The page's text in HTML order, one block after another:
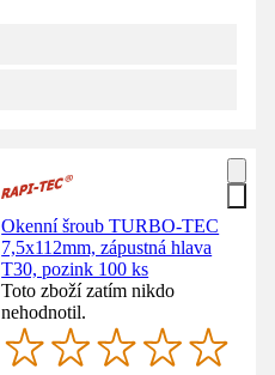
Okenní šroub TURBO-TEC
7,5x112mm, zápustná hlava
T30, pozink 100 ks
Toto zboží zatím nikdo
nehodnotil.